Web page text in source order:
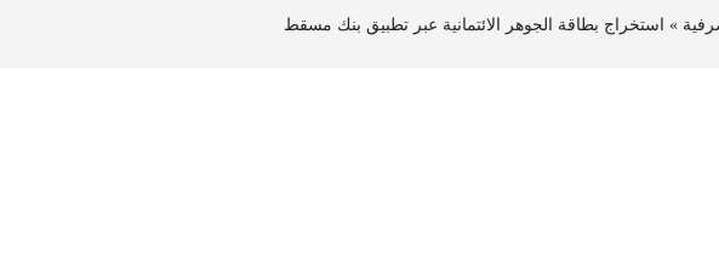
» استخراج بطاقة الجوهر الائتمانية عبر تطبيق بنك مسقط